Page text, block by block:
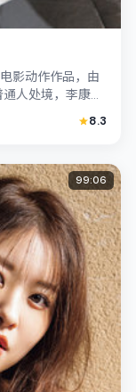
影动作作品，由
人处境，李康生
8.3
99:06